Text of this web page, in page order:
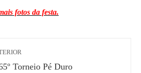
fotos da festa.
Torneio Pé Duro